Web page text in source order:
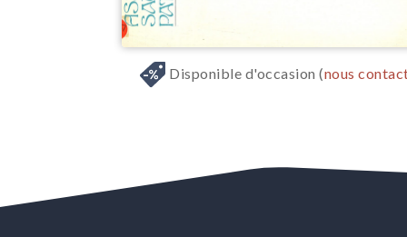
Disponible d'occasion (nous